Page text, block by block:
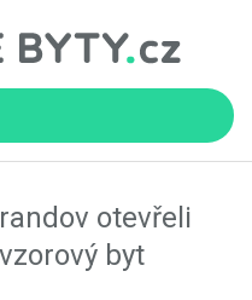
otevřeli
byt